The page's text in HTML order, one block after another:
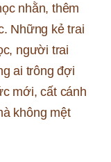
nhằn, thêm
Những kẻ trai
người trai
ai trông đợi
mới, cất cánh
không mệt